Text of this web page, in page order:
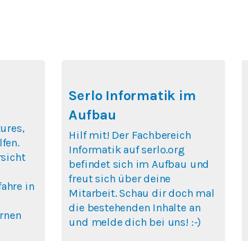
in
Serlo Informatik im
Aufbau
Hilf mit! Der Fachbereich
Informatik auf serlo.org
befindet sich im Aufbau und
freut sich über deine
Mitarbeit. Schau dir doch mal
die bestehenden Inhalte an
und melde dich bei uns! :-)